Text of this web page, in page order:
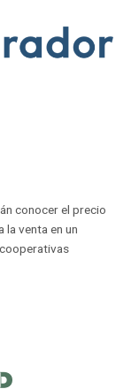
conocer el precio
la venta en un